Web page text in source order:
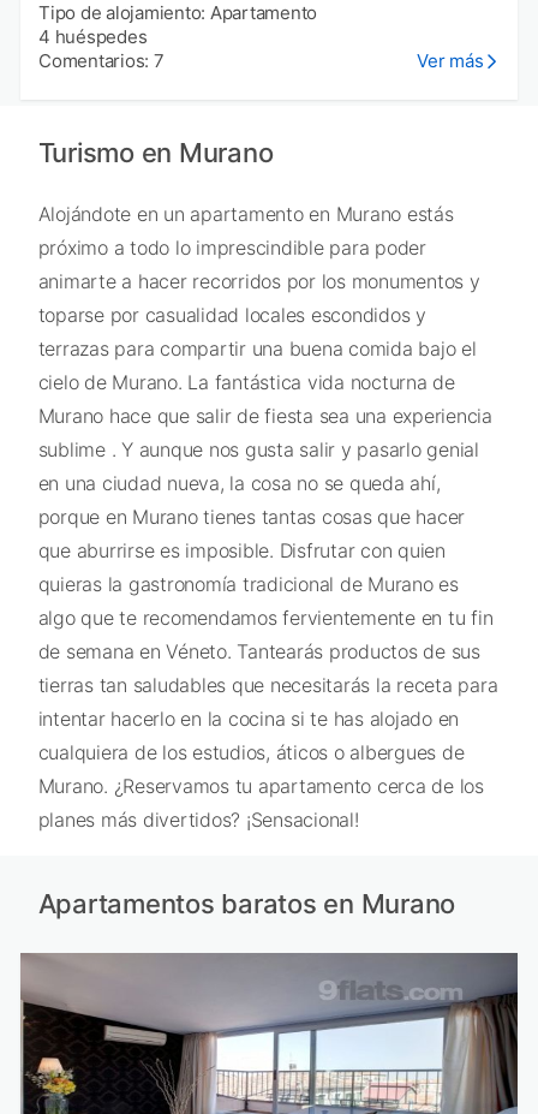
Tipo de alojamiento: Apartamento
4 huéspedes
Comentarios: 7
Ver más
Turismo en Murano
Alojándote en un apartamento en Murano estás
próximo a todo lo imprescindible para poder
animarte a hacer recorridos por los monumentos y
toparse por casualidad locales escondidos y
terrazas para compartir una buena comida bajo el
cielo de Murano. La fantástica vida nocturna de
Murano hace que salir de fiesta sea una experiencia
sublime . Y aunque nos gusta salir y pasarlo genial
en una ciudad nueva, la cosa no se queda ahí,
porque en Murano tienes tantas cosas que hacer
que aburrirse es imposible. Disfrutar con quien
quieras la gastronomía tradicional de Murano es
algo que te recomendamos fervientemente en tu fin
de semana en Véneto. Tantearás productos de sus
tierras tan saludables que necesitarás la receta para
intentar hacerlo en la cocina si te has alojado en
cualquiera de los estudios, áticos o albergues de
Murano. ¿Reservamos tu apartamento cerca de los
planes más divertidos? ¡Sensacional!
Apartamentos baratos en Murano